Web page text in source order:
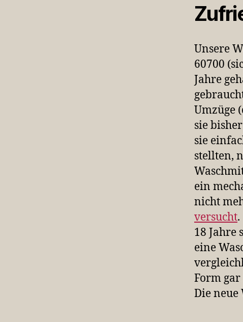
Unsere
60700
Jahre
Umzüge
sie
sie
stellten,
ein
nicht
versucht.
18 Jahre
eine
Form
Die neue